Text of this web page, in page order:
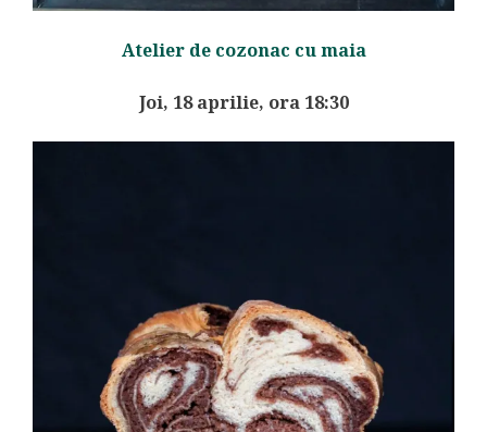
Atelier de cozonac cu maia
Joi, 18 aprilie, ora 18:30